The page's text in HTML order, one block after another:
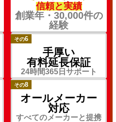
信頼と実績
創業年・30,000件の
経験
その6
手厚い
有料延長保証
24時間365日サポート
その8
オールメーカー
対応
すべてのメーカーと提携